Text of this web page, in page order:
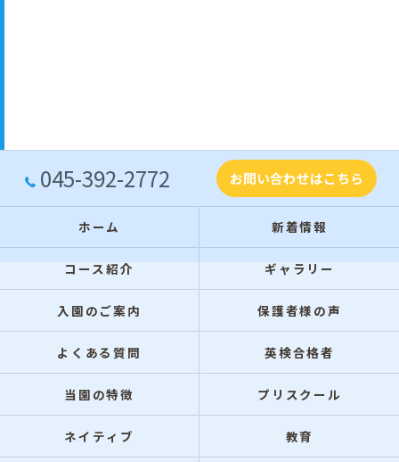
045-392-2772 お問い合わせはこちら
ホーム 新着情報
コース紹介 ギャラリー
入園のご案内 保護者様の声
よくある質問 英検合格者
当園の特徴 プリスクール
ネイティブ 教育